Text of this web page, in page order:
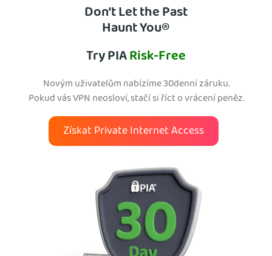
Don’t Let the Past
Haunt You®
Try PIARisk-Free
Novým uživatelům nabízíme 30denní záruku.
Pokud vás VPN neosloví, stačí si říct o vrácení peněz.
Získat Private Internet Access